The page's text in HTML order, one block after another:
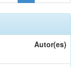
Autor(es)